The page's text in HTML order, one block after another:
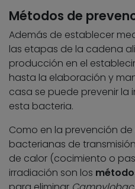
Métodos de
Además de establecer
las etapas de la cadena
producción en el
hasta la elaboración y
casa se puede prevenir
esta bacteria.
Como en la prevención
bacterianas de
de calor (cocimiento o
irradiación son los